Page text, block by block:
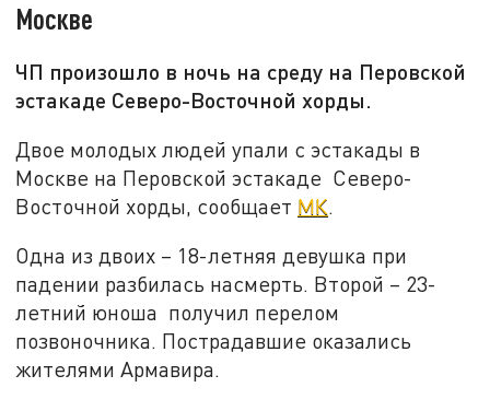
Москве
ЧП произошло в ночь на среду на Перовской
эстакаде Северо-Восточной хорды.
Двое молодых людей упали с эстакады в
Москве на Перовской эстакаде Северо-
Восточной хорды, сообщает МК.
Одна из двоих – 18-летняя девушка при
падении разбилась насмерть. Второй – 23-
летний юноша получил перелом
позвоночника. Пострадавшие оказались
жителями Армавира.